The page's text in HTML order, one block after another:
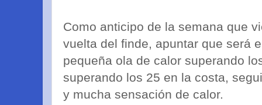
Como anticipo de la semana que
vuelta del finde, apuntar que será
pequeña ola de calor superando
superando los 25 en la costa,
y mucha sensación de calor.